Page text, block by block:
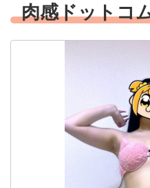
肉感ドットコ